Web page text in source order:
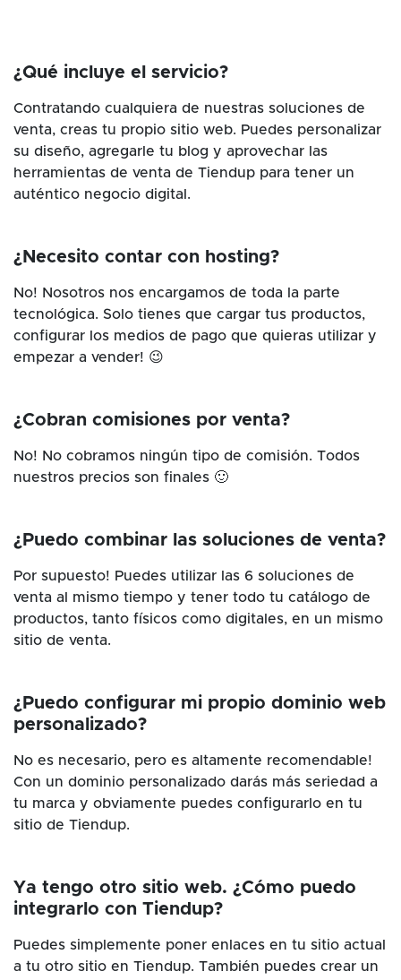
¿Qué incluye el servicio?
Contratando cualquiera de nuestras soluciones de
venta, creas tu propio sitio web. Puedes personalizar
su diseño, agregarle tu blog y aprovechar las
herramientas de venta de Tiendup para tener un
auténtico negocio digital.
¿Necesito contar con hosting?
No! Nosotros nos encargamos de toda la parte
tecnológica. Solo tienes que cargar tus productos,
configurar los medios de pago que quieras utilizar y
empezar a vender! 😉
¿Cobran comisiones por venta?
No! No cobramos ningún tipo de comisión. Todos
nuestros precios son finales 🙂
¿Puedo combinar las soluciones de venta?
Por supuesto! Puedes utilizar las 6 soluciones de
venta al mismo tiempo y tener todo tu catálogo de
productos, tanto físicos como digitales, en un mismo
sitio de venta.
¿Puedo configurar mi propio dominio web
personalizado?
No es necesario, pero es altamente recomendable!
Con un dominio personalizado darás más seriedad a
tu marca y obviamente puedes configurarlo en tu
sitio de Tiendup.
Ya tengo otro sitio web. ¿Cómo puedo
integrarlo con Tiendup?
Puedes simplemente poner enlaces en tu sitio actual
a tu otro sitio en Tiendup. También puedes crear un